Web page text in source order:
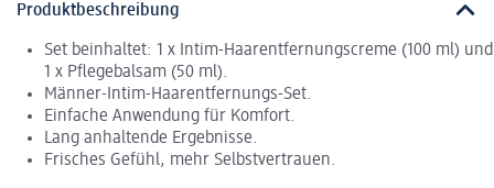
Produktbeschreibung
Set beinhaltet: 1 x Intim-Haarentfernungscreme (100 ml) und
1 x Pflegebalsam (50 ml).
Männer-Intim-Haarentfernungs-Set.
Einfache Anwendung für Komfort.
Lang anhaltende Ergebnisse.
Frisches Gefühl, mehr Selbstvertrauen.